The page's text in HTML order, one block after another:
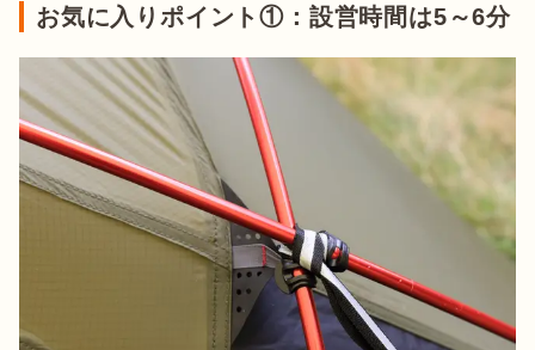
お気に入りポイント①：設営時間は5～6分